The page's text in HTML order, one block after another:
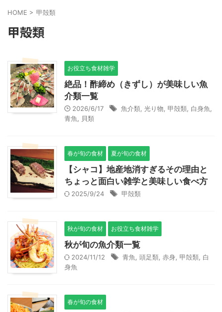
HOME > 甲殻類
甲殻類
お役立ち食材雑学
絶品！酢締め（きずし）が美味しい魚
介類一覧
2026/6/17 魚介類 光り物 甲殻類 白身魚
青魚
貝類
春が旬の食材 夏が旬の食材
【シャコ】地産地消すぎるその理由と
ちょっと面白い雑学と美味しい食べ方
2025/9/24 甲殻類
秋が旬の食材 お役立ち食材雑学
秋が旬の魚介類一覧
2024/11/12 青魚 頭足類 赤身 甲殻類 白
身魚
春が旬の食材